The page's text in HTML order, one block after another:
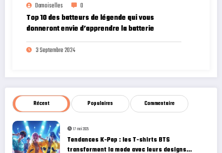
Damoiselles 0
Top 10 des batteurs de légende qui vous
donneront envie d’apprendre la batterie
3 Septembre 2024
Récent Populaires Commentaire
17 mai 2025
Tendances K-Pop : les T-shirts BTS
transforment la mode avec leurs designs